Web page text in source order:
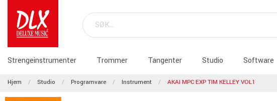
Strengeinstrumenter Trommer Tangenter Studio Software
Hjem Studio Programvare Instrument AKAI MPC EXP TIM KELLEY VOL1